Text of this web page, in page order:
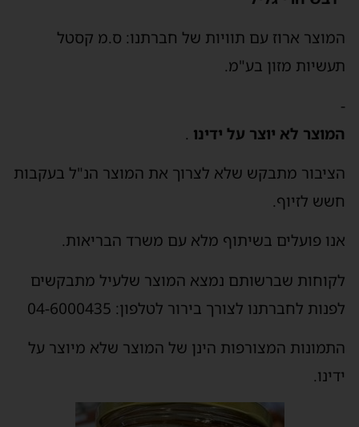
המוצר ארוז עם תוויות של חברתנו: ס.מ קסטל
תעשיות מזון בע"מ.
-
המוצר לא יוצר על ידינו .
הציבור מתבקש שלא לצרוך את המוצר הנ"ל בעקבות
חשש לזיוף.
אנו פועלים בשיתוף מלא עם משרד הבריאות.
לקוחות שברשותם נמצא המוצר שלעיל מתבקשים
לפנות לחברתנו לצורך בירור לטלפון: 04-6000435
התמונות המצורפות הינן של המוצר שלא מיוצר על
ידינו.